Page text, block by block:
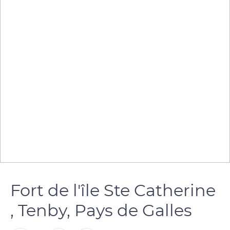
Fort de l'île Ste Catherine
, Tenby, Pays de Galles